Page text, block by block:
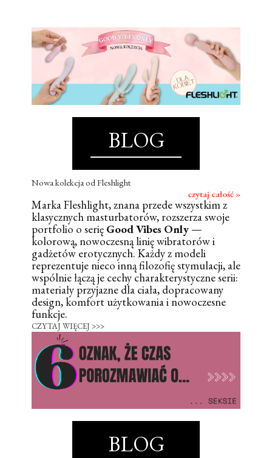
BLOG
Nowa kolekcja od Fleshlight
czytaj całość »
Marka Fleshlight, znana przede wszystkim z
klasycznych masturbatorów, rozszerza swoje
portfolio o serię Good Vibes Only —
kolorową, nowoczesną linię wibratorów i
gadżetów erotycznych. Każdy z modeli
reprezentuje nieco inną filozofię stymulacji, ale
wspólnie łączą je cechy charakterystyczne serii:
materiały przyjazne dla ciała, dopracowany
design, komfort użytkowania i nowoczesne
funkcje.
CZYTAJ WIĘCEJ >>>
BLOG